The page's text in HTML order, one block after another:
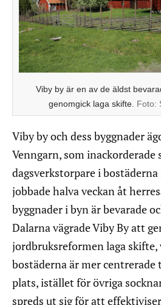
Viby by är en av de äldst
genomgick laga skifte. Foto:
Viby by och dess byggnader
Venngarn, som inackorderade
dagsverkstorpare i
jobbade halva veckan åt
byggnader i byn är bevarade
Dalarna vägrade Viby By att
jordbruksreformen laga
bostäderna är mer centrerade
plats, istället för övriga
spreds ut sig för att